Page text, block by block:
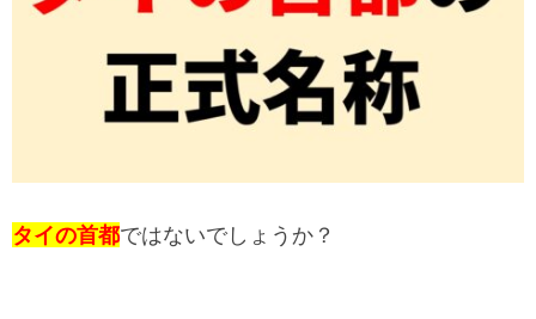
タイの首都ではないでしょうか？